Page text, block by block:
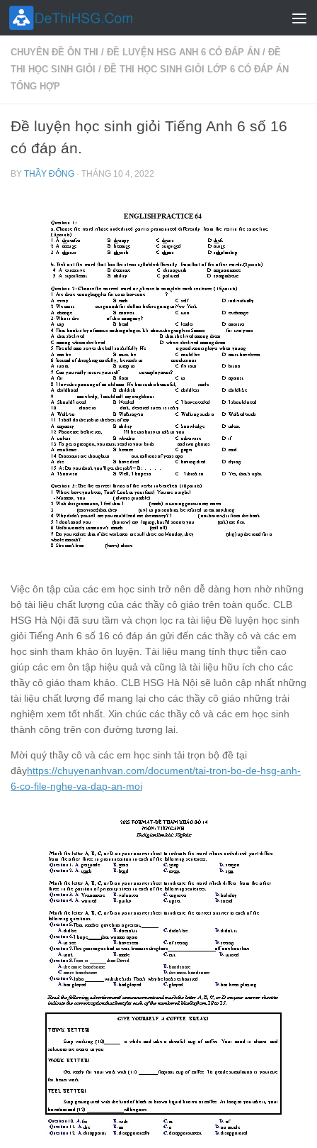
Skip to content
CHUYÊN ĐỀ ÔN THI / ĐỀ LUYỆN HSG ANH 6 CÓ ĐÁP ÁN / ĐỀ
THI HỌC SINH GIỎI / ĐỀ THI HỌC SINH GIỎI LỚP 6 CÓ ĐÁP ÁN
TỔNG HỢP
Đề luyện học sinh giỏi Tiếng Anh 6 số 16
có đáp án.
BY THẦY ĐÔNG · THÁNG 10 4, 2022
Việc ôn tập của các em học sinh trở nên dễ dàng hơn nhờ những
bộ tài liệu chất lượng của các thầy cô giáo trên toàn quốc. CLB
HSG Hà Nội đã sưu tầm và chọn lọc ra tài liệu Đề luyện học sinh
giỏi Tiếng Anh 6 số 16 có đáp án gửi đến các thầy cô và các em
học sinh tham khảo ôn luyện. Tài liệu mang tính thực tiễn cao
giúp các em ôn tập hiệu quả và cũng là tài liệu hữu ích cho các
thầy cô giáo tham khảo. CLB HSG Hà Nội sẽ luôn cập nhất những
tài liệu chất lượng để mang lại cho các thầy cô giáo những trải
nghiệm xem tốt nhất. Xin chúc các thầy cô và các em học sinh
thành công trên con đường tương lai.
Mời quý thầy cô và các em học sinh tải trọn bộ đề tại
đâyhttps://chuyenanhvan.com/document/tai-tron-bo-de-hsg-anh-
6-co-file-nghe-va-dap-an-moi